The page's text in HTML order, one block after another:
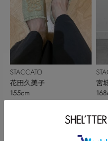
STACCATO
花田久美子
155cm
宮
このアイテムを見た人が